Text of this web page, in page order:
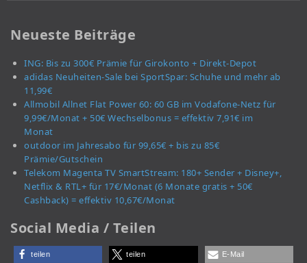
Neueste Beiträge
ING: Bis zu 300€ Prämie für Girokonto + Direkt-Depot
adidas Neuheiten-Sale bei SportSpar: Schuhe und mehr ab
11,99€
Allmobil Allnet Flat Power 60: 60 GB im Vodafone-Netz für
9,99€/Monat + 50€ Wechselbonus = effektiv 7,91€ im
Monat
outdoor im Jahresabo für 99,65€ + bis zu 85€
Prämie/Gutschein
Telekom Magenta TV SmartStream: 180+ Sender + Disney+,
Netflix & RTL+ für 17€/Monat (6 Monate gratis + 50€
Cashback) = effektiv 10,67€/Monat
Social Media / Teilen
teilen teilen E-Mail